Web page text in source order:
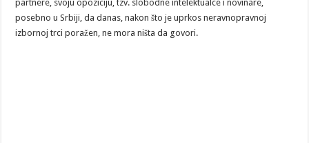
partnere, svoju opoziciju, tzv. slobodne intelektualce i novinare,
posebno u Srbiji, da danas, nakon što je uprkos neravnopravnoj
izbornoj trci poražen, ne mora ništa da govori.